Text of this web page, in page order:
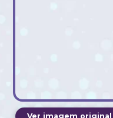
Ver imagem original